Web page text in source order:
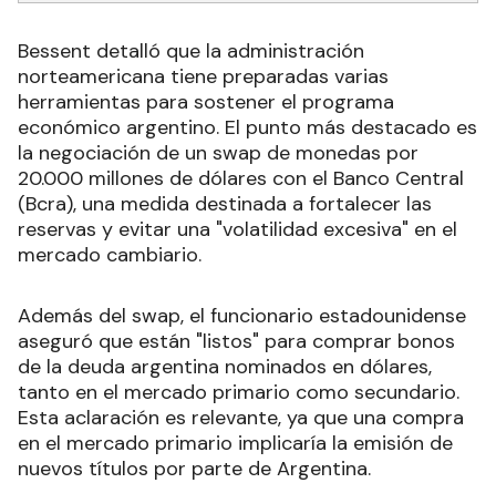
Bessent detalló que la administración
norteamericana tiene preparadas varias
herramientas para sostener el programa
económico argentino. El punto más destacado es
la negociación de un swap de monedas por
20.000 millones de dólares con el Banco Central
(Bcra), una medida destinada a fortalecer las
reservas y evitar una "volatilidad excesiva" en el
mercado cambiario.
Además del swap, el funcionario estadounidense
aseguró que están "listos" para comprar bonos
de la deuda argentina nominados en dólares,
tanto en el mercado primario como secundario.
Esta aclaración es relevante, ya que una compra
en el mercado primario implicaría la emisión de
nuevos títulos por parte de Argentina.